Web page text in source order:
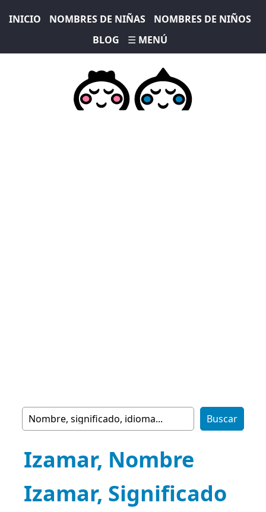
INICIO NOMBRES DE NIÑAS
NOMBRES DE NIÑOS
BLOG
☰ MENÚ
Izamar, Nombre
Izamar, Significado